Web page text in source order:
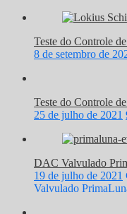
Teste do Controle
8 de setembro de
Teste do Controle
25 de julho de 2021
DAC Valvulado
19 de julho de 2021
Valvulado